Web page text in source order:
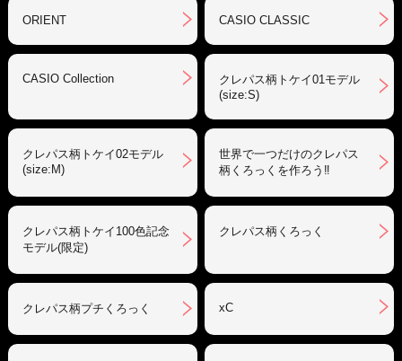
ORIENT CASIO CLASSIC
CASIO Collection
クレパス柄トケイ01モデル
(size:S)
クレパス柄トケイ02モデル
(size:M)
世界で一つだけのクレパス
柄くろっくを作ろう‼︎
クレパス柄トケイ100色記念
モデル(限定)
クレパス柄くろっく
クレパス柄プチくろっく xC